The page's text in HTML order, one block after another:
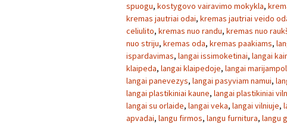
spuogu, kostygovo vairavimo mokykla,
kremas jautriai odai, kremas jautriai veido
celiulito, kremas nuo randu, kremas nuo
nuo striju, kremas oda, kremas paakiams,
ispardavimas, langai issimoketinai, langai
klaipeda, langai klaipedoje, langai
langai panevezys, langai pasyviam namui,
langai plastikiniai kaune, langai plastikiniai
langai su orlaide, langai veka, langai vilniuje,
apvadai, langu firmos, langu furnitura, langu